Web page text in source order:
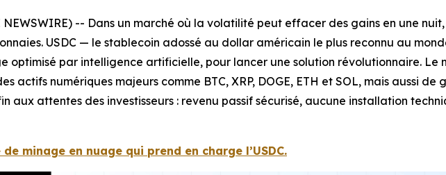
NEWSWIRE) -- Dans un marché où la volatilité peut effacer des gains en une
USDC — le stablecoin adossé au dollar américain le plus reconnu au
optimisé par intelligence artificielle, pour lancer une solution révolutionnaire.
actifs numériques majeurs comme BTC, XRP, DOGE, ETH et SOL, mais aussi de
aux attentes des investisseurs : revenu passif sécurisé, aucune installation
minage en nuage qui prend en charge l’USDC.